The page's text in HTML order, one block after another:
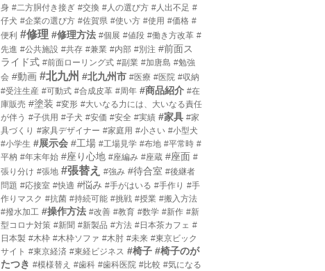
身 #二方胴付き接ぎ #交換 #人の選び方 #人出不足 #
仔犬 #企業の選び方 #佐賀県 #使い方 #使用 #価格 #
便利 #修理 #修理方法 #個展 #値段 #働き方改革 #
先進 #公共施設 #共存 #兼業 #内部 #別注 #前面ス
ライド式 #前面ローリング式 #副業 #加唐島 #勉強
会 #動画 #北九州 #北九州市 #医療 #医院 #収納
#受注生産 #可動式 #合成皮革 #周年 #商品紹介 #在
庫販売 #塗装 #変形 #大いなる力には、大いなる責任
が伴う #子供用 #子犬 #安価 #安全 #実績 #家具 #家
具づくり #家具デザイナー #家庭用 #小さい #小型犬
#小学生 #展示会 #工場 #工場見学 #布地 #平常時 #
平枘 #年末年始 #座り心地 #座編み #座蔵 #座面 #
張り分け #張地 #張替え #強み #待合室 #後継者
問題 #応接室 #快適 #悩み #手がはいる #手作り #手
作りマスク #抗菌 #持続可能 #挑戦 #授業 #搬入方法
#撥水加工 #操作方法 #改善 #教育 #数学 #新作 #新
型コロナ対策 #新聞 #新製品 #方法 #日本茶カフェ #
日本製 #木枠 #木枠ソファ #木肘 #未来 #東京ビック
サイト #東京経済 #東経ビジネス #椅子 #椅子のが
たつき #模様替え #歯科 #歯科医院 #比較 #気になる